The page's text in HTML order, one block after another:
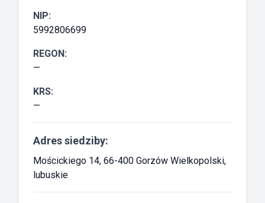
NIP:
5992806699
REGON:
—
KRS:
—
Adres siedziby:
Mościckiego 14, 66-400 Gorzów Wielkopolski,
lubuskie